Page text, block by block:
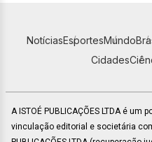
NotíciasEsportesMundo
Cidades
A ISTOÉ PUBLICAÇÕES LTDA é
vinculação editorial e societária com